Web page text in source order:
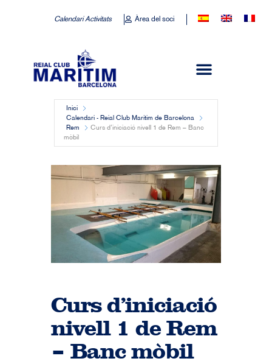
Calendari Activitats Àrea del soci
Inici
Calendari - Reial Club Marítim de Barcelona
Rem
Curs d’iniciació nivell 1 de Rem – Banc
mòbil
Curs d’iniciació
nivell 1 de Rem
– Banc mòbil